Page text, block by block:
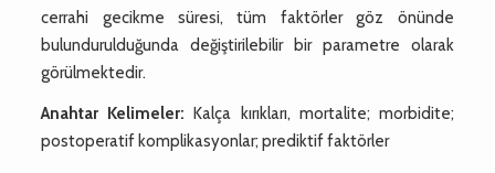
cerrahi gecikme süresi, tüm faktörler göz önünde
bulundurulduğunda değiştirilebilir bir parametre olarak
görülmektedir.
Anahtar Kelimeler: Kalça kırıkları, mortalite; morbidite;
postoperatif komplikasyonlar; prediktif faktörler